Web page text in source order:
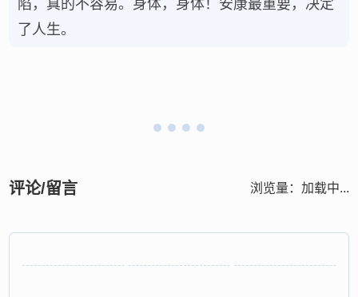
陷，真的不容易。身体，身体！安康最重要，决定
了人生。
评论/留言 浏览量： 加载中...